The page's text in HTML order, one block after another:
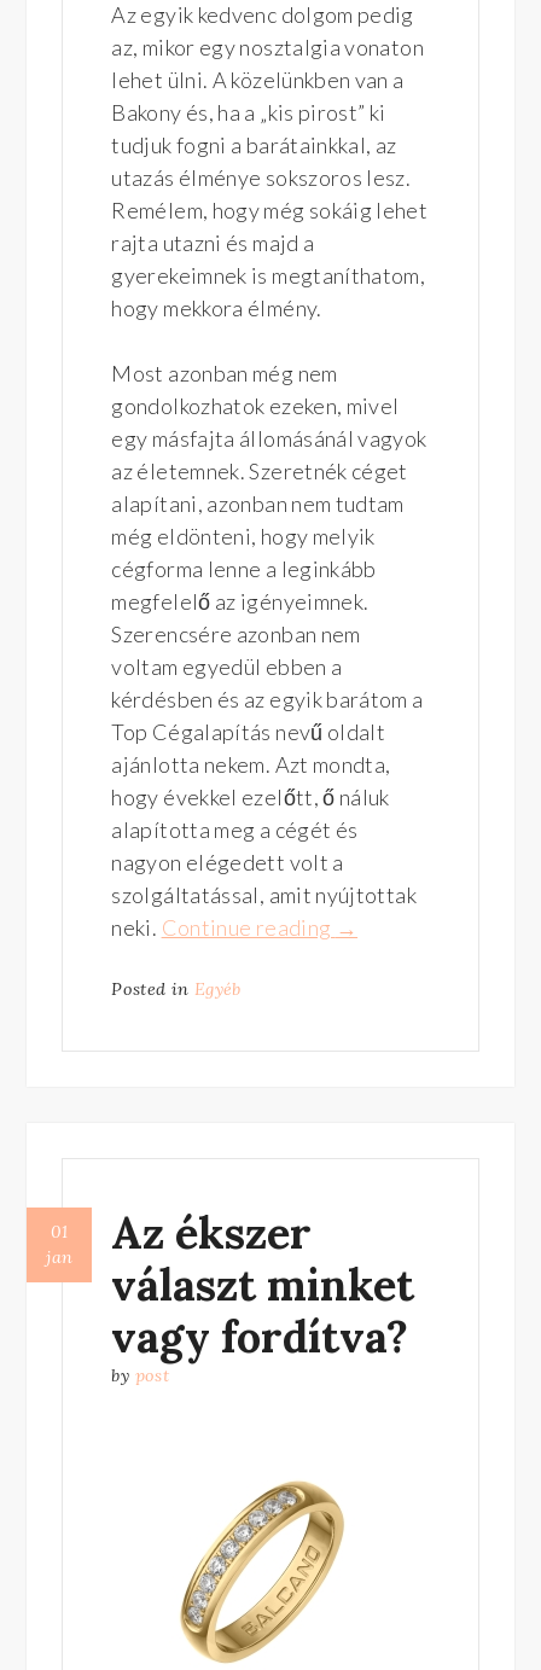
Az egyik kedvenc dolgom pedig
az, mikor egy nosztalgia vonaton
lehet ülni. A közelünkben van a
Bakony és, ha a „kis pirost” ki
tudjuk fogni a barátainkkal, az
utazás élménye sokszoros lesz.
Remélem, hogy még sokáig lehet
rajta utazni és majd a
gyerekeimnek is megtaníthatom,
hogy mekkora élmény.
Most azonban még nem
gondolkozhatok ezeken, mivel
egy másfajta állomásánál vagyok
az életemnek. Szeretnék céget
alapítani, azonban nem tudtam
még eldönteni, hogy melyik
cégforma lenne a leginkább
megfelelő az igényeimnek.
Szerencsére azonban nem
voltam egyedül ebben a
kérdésben és az egyik barátom a
Top Cégalapítás nevű oldalt
ajánlotta nekem. Azt mondta,
hogy évekkel ezelőtt, ő náluk
alapította meg a cégét és
nagyon elégedett volt a
szolgáltatással, amit nyújtottak
neki. Continue reading “Tájékozódjunk
cégekről,
éjféli
→
Posted inEgyéb
Az ékszer
választ minket
vagy fordítva?
01
jan
by post